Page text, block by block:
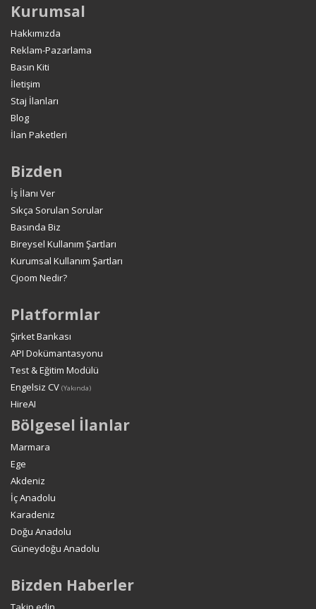
Kurumsal
Hakkımızda
Reklam-Pazarlama
Basın Kiti
İletişim
Staj İlanları
Blog
İlan Paketleri
Bizden
İş İlanı Ver
Sıkça Sorulan Sorular
Basında Biz
Bireysel Kullanım Şartları
Kurumsal Kullanım Şartları
Cjoom Nedir?
Platformlar
Şirket Bankası
API Dokümantasyonu
Test & Eğitim Modülü
Engelsiz CV (Yakında)
HireAI
Bölgesel İlanlar
Marmara
Ege
Akdeniz
İç Anadolu
Karadeniz
Doğu Anadolu
Güneydoğu Anadolu
Bizden Haberler